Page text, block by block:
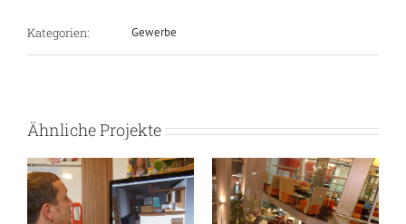
Kategorien: Gewerbe
Ähnliche Projekte